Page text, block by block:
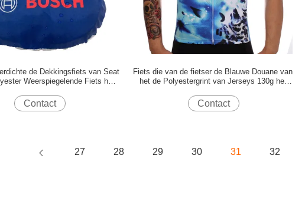
de Dekkingsfiets van Seat
Weerspiegelende Fiets het
Contact
Fiets die van de fietser de Blauwe Douane van
het de Polyestergrint van Jerseys 130g het
Contact
27 28 29 30 31 32